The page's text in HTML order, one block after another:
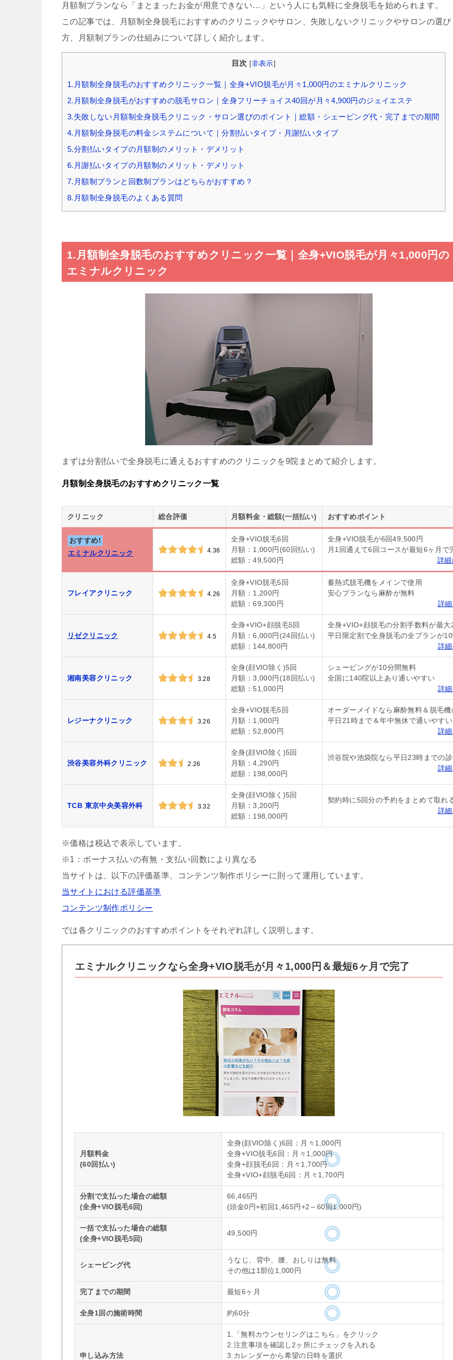
月額制プランなら「まとまったお金が用意できない…」という人にも気軽に全身脱毛を始められます。
この記事では、月額制全身脱毛におすすめのクリニックやサロン、失敗しないクリニックやサロンの選び
方、月額制プランの仕組みについて詳しく紹介します。
目次 [非表示]
1.月額制全身脱毛のおすすめクリニック一覧｜全身+VIO脱毛が月々1,000円のエミナルクリニック
2.月額制全身脱毛がおすすめの脱毛サロン｜全身フリーチョイス40回が月々4,900円のジェイエステ
3.失敗しない月額制全身脱毛クリニック・サロン選びのポイント｜総額・シェービング代・完了までの期間
4.月額制全身脱毛の料金システムについて｜分割払いタイプ・月謝払いタイプ
5.分割払いタイプの月額制のメリット・デメリット
6.月謝払いタイプの月額制のメリット・デメリット
7.月額制プランと回数制プランはどちらがおすすめ？
8.月額制全身脱毛のよくある質問
1.月額制全身脱毛のおすすめクリニック一覧｜全身+VIO脱毛が月々1,000円の
エミナルクリニック
まずは分割払いで全身脱毛に通えるおすすめのクリニックを9院まとめて紹介します。
月額制全身脱毛のおすすめクリニック一覧
クリニック 総合評価 月額料金・総額(一括払い) おすすめポイント
おすすめ!
エミナルクリニック
4.36
全身+VIO脱毛6回
月額：1,000円(60回払い)
総額：49,500円
全身+VIO脱毛が6回49,500円
月1回通えて6回コースが最短6ヶ月で
詳細
フレイアクリニック 4.26
全身+VIO脱毛5回
月額：1,200円
総額：69,300円
蓄熱式脱毛機をメインで使用
安心プランなら麻酔が無料
詳細
リゼクリニック 4.5
全身+VIO+顔脱毛5回
月額：6,000円(24回払い)
総額：144,800円
全身+VIO+顔脱毛の分割手数料が最大
平日限定割で全身脱毛の全プランが
詳細
湘南美容クリニック 3.28
全身(顔VIO除く)5回
月額：3,000円(18回払い)
総額：51,000円
シェービングが10分間無料
全国に140院以上あり通いやすい
詳細
レジーナクリニック 3.26
全身+VIO脱毛5回
月額：1,000円
総額：52,800円
オーダーメイドなら麻酔無料＆脱毛機
平日21時まで＆年中無休で通いやすい
詳細
渋谷美容外科クリニック 2.26
全身(顔VIO除く)5回
月額：4,290円
総額：198,000円
渋谷院や池袋院なら平日23時までの診
詳細
TCB 東京中央美容外科 3.32
全身(顔VIO除く)5回
月額：3,200円
総額：198,000円
契約時に5回分の予約をまとめて取れ
詳細
※価格は税込で表示しています。
※1：ボーナス払いの有無・支払い回数により異なる
当サイトは、以下の評価基準、コンテンツ制作ポリシーに則って運用しています。
当サイトにおける評価基準
コンテンツ制作ポリシー
では各クリニックのおすすめポイントをそれぞれ詳しく説明します。
エミナルクリニックなら全身+VIO脱毛が月々1,000円＆最短6ヶ月で完了
月額料金
(60回払い)
全身(顔VIO除く)6回：月々1,000円
全身+VIO脱毛6回：月々1,000円
全身+顔脱毛6回：月々1,700円
全身+VIO+顔脱毛6回：月々1,700円
分割で支払った場合の総額
(全身+VIO脱毛6回)
66,465円
(頭金0円+初回1,465円+2～60回1,000円)
一括で支払った場合の総額
(全身+VIO脱毛5回)
49,500円
シェービング代
うなじ、背中、腰、おしりは無料
その他は1部位1,000円
完了までの期間 最短6ヶ月
全身1回の施術時間 約60分
申し込み方法
1.「無料カウンセリングはこちら」をクリック
2.注意事項を確認し2ヶ所にチェックを入れる
3.カレンダーから希望の日時を選択